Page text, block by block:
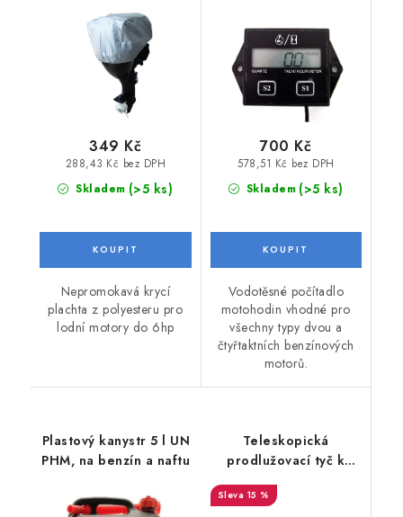
Skladem (>5 ks)
288,43 Kč bez DPH
349 Kč
Nepromokavá krycí
plachta z polyesteru pro
lodní motory do 6hp
Skladem (>5 ks)
578,51 Kč bez DPH
700 Kč
Vodotěsné počítadlo
motohodin vhodné pro
všechny typy dvou a
čtyřtaktních benzínových
motorů.
Plastový kanystr 5 l UN
PHM, na benzín a naftu
Teleskopická
prodlužovací tyč k
cm
15 %